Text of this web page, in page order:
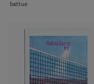
battue